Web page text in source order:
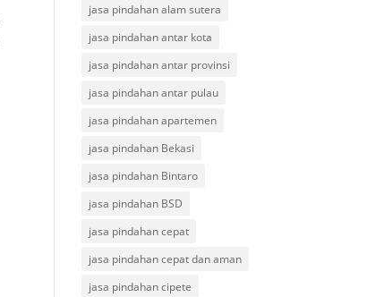
jasa pindahan alam sutera
jasa pindahan antar kota
jasa pindahan antar provinsi
jasa pindahan antar pulau
jasa pindahan apartemen
jasa pindahan Bekasi
jasa pindahan Bintaro
jasa pindahan BSD
jasa pindahan cepat
jasa pindahan cepat dan aman
jasa pindahan cipete